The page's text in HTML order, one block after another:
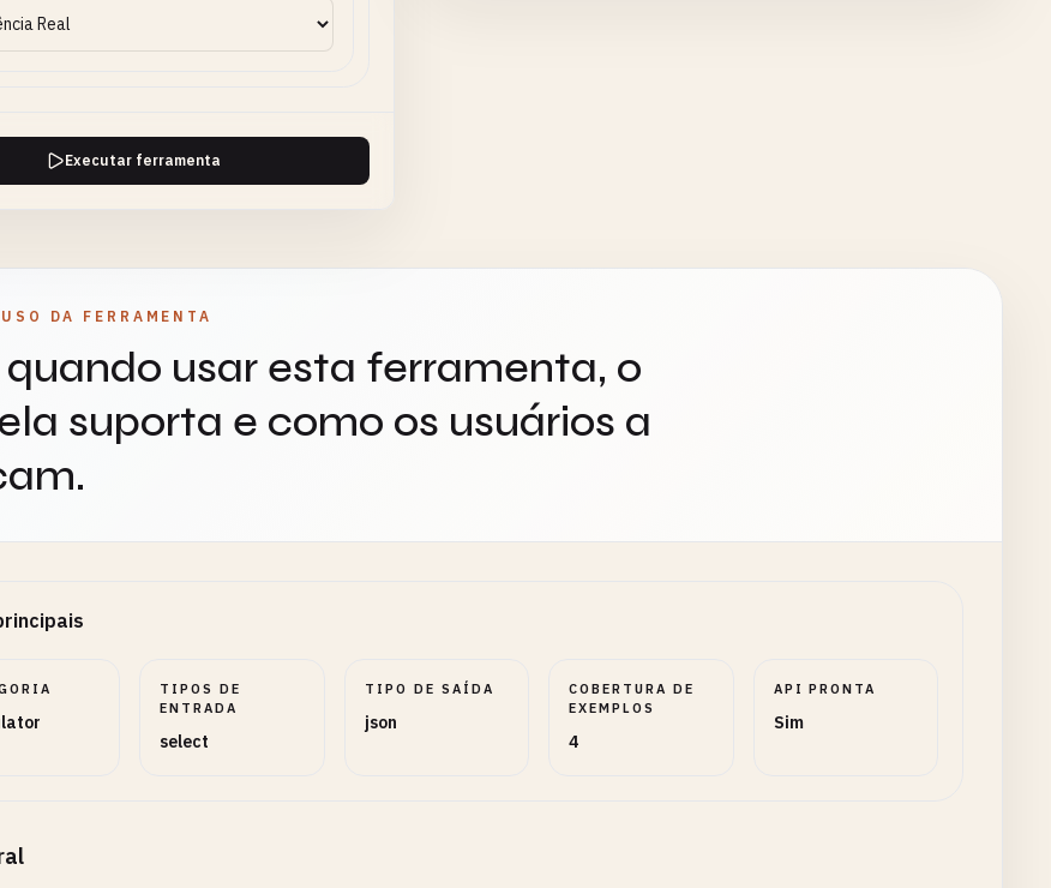
Executar ferramenta
DA FERRAMENTA
quando usar esta ferramenta, o
suporta e como os usuários a
TIPOS DE
ENTRADA
select
TIPO DE SAÍDA
json
COBERTURA DE
EXEMPLOS
4
API PRONTA
Sim